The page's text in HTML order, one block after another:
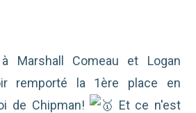
Marshall Comeau et Logan
remporté la 1ère place en
de Chipman!
Et ce n'est